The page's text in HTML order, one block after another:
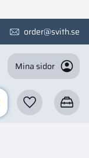
order@svith.se
Mina sidor
Favoriter